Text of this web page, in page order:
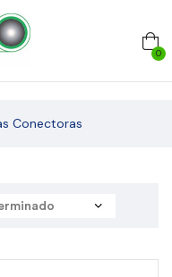
0
Conectoras